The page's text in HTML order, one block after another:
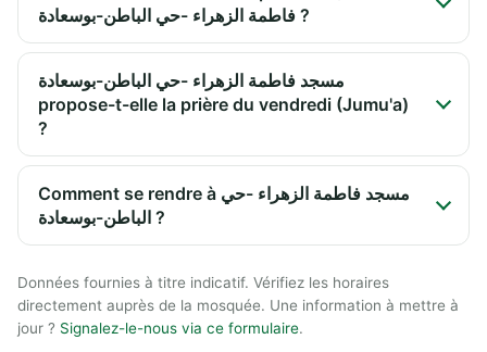
فاطمة الزهراء -حي الباطن-بوسعادة ?
مسجد فاطمة الزهراء -حي الباطن-بوسعادة
propose-t-elle la prière du vendredi (Jumu'a)
?
Comment se rendre à مسجد فاطمة الزهراء -حي
الباطن-بوسعادة ?
Données fournies à titre indicatif. Vérifiez les horaires
directement auprès de la mosquée. Une information à mettre à
jour ? Signalez-le-nous via ce formulaire.